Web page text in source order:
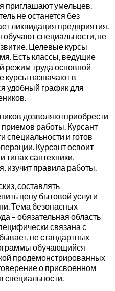
приглашают умельцев.
не останется без
ликвидация предприятия.
специальности, не
Целевые курсы
Есть классы, ведущие
режим труда основной
курсы назначают в
удобный график для
дозволяютприобрести
работы. Курсант
специальности и готов
Курсант освоит
типах сантехники,
изучит правила работы.
составлять
цену бытовой услуги
Тема безопасных
– обязательная область
связана с
не стандартных
обучающийся
продемонстрированных
о присвоенном
специальности.